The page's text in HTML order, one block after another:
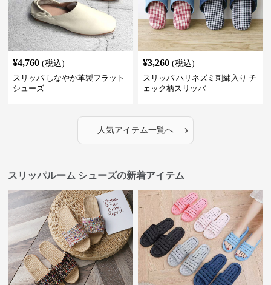
¥4,760 (税込)
スリッパ しなやか革製フラット
シューズ
¥3,260 (税込)
スリッパ ハリネズミ刺繍入り チ
ェック柄スリッパ
人気アイテム一覧へ ›
スリッパルーム シューズの新着アイテム